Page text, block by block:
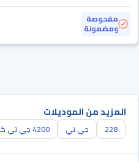
مفحوصة
ومضمونة
المزيد من الموديلات
228 جي تي 4200 جي تي كوبيه